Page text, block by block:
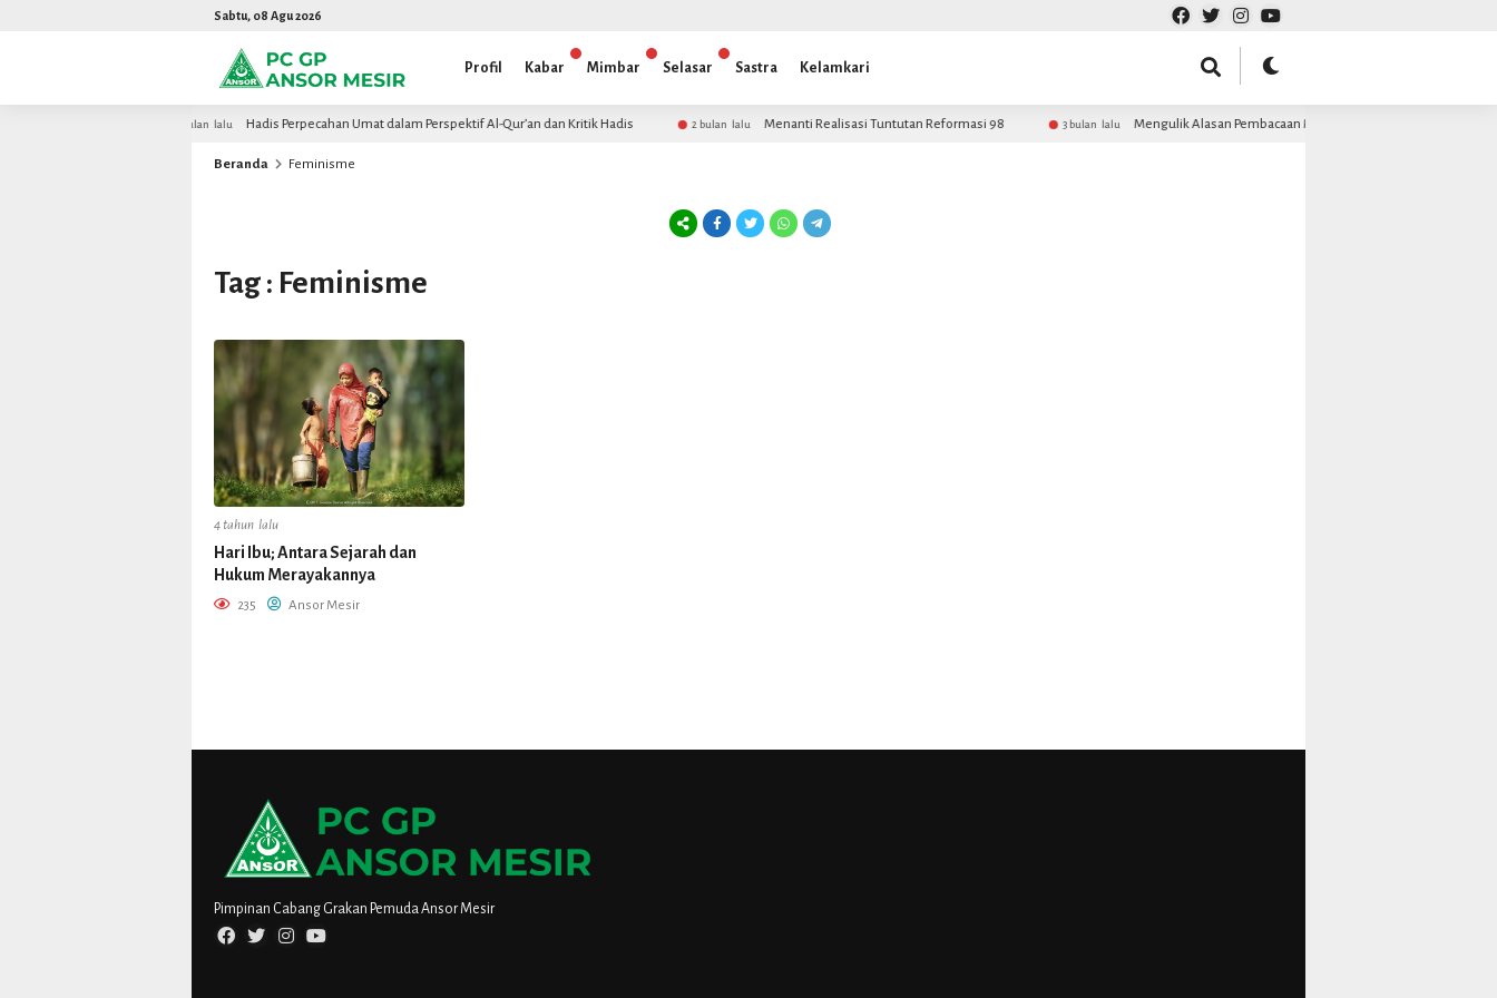
Sabtu, 08 Agu 2026
Profil Kabar Mimbar Selasar Sastra Kelamkari
2 bulan lalu Hadis Perpecahan Umat dalam Perspektif Al-Qur’an dan Kritik Hadis 2 bulan lalu Menanti Realisasi Tuntutan Reformasi 98 3 bulan lalu Mengulik Alasan Pembacaan Maulid Barzanji MDS Rijalul Ansor
Beranda Feminisme
Tag : Feminisme
4 tahun lalu
Hari Ibu; Antara Sejarah dan
Hukum Merayakannya
235 Ansor Mesir
Pimpinan Cabang Grakan Pemuda Ansor Mesir